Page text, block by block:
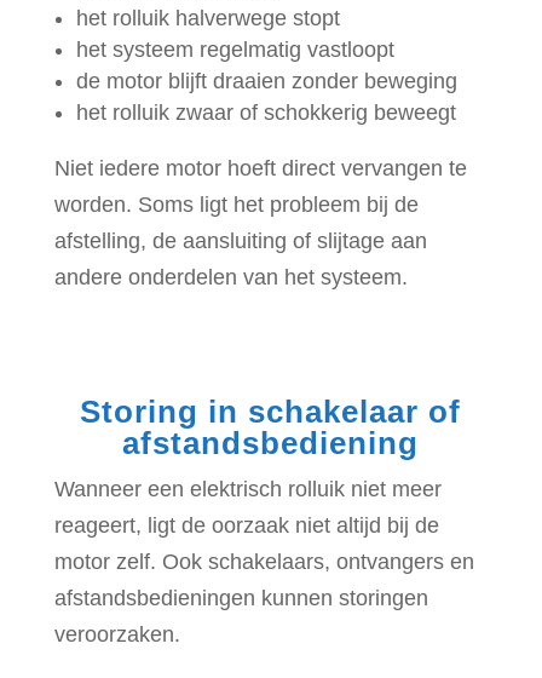
het rolluik halverwege stopt
het systeem regelmatig vastloopt
de motor blijft draaien zonder beweging
het rolluik zwaar of schokkerig beweegt
Niet iedere motor hoeft direct vervangen te
worden. Soms ligt het probleem bij de
afstelling, de aansluiting of slijtage aan
andere onderdelen van het systeem.
Storing in schakelaar of
afstandsbediening
Wanneer een elektrisch rolluik niet meer
reageert, ligt de oorzaak niet altijd bij de
motor zelf. Ook schakelaars, ontvangers en
afstandsbedieningen kunnen storingen
veroorzaken.